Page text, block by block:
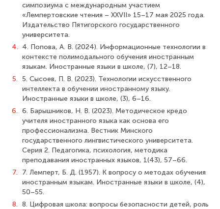
симпозиума с международным участием
«Лемпертовские чтения – XXVII» 15–17 мая 2025 года.
Издательство Пятигорского государственного
университета.
4. 4. Попова, А. В. (2024). Информационные технологии в
контексте полимодального обучения иностранным
языкам. Иностранные языки в школе, (7), 12–18.
5. 5. Сысоев, П. В. (2023). Технологии искусственного
интеллекта в обучении иностранному языку.
Иностранные языки в школе, (3), 6–16.
6. 6. Барышников, Н. В. (2023). Методическое кредо
учителя иностранного языка как основа его
профессионализма. Вестник Минского
государственного лингвистического университета.
Серия 2. Педагогика, психология, методика
преподавания иностранных языков, 1(43), 57–66.
7.
7. Лемперт, Б. Д. (1957). К вопросу о методах обучения
иностранным языкам. Иностранные языки в школе, (4),
50–55.
8. 8. Цифровая школа: вопросы безопасности детей, роль